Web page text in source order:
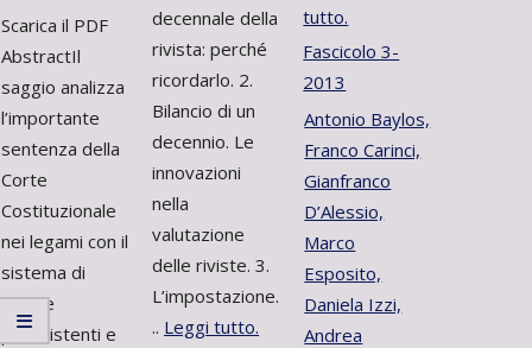
Scarica il PDF
AbstractIl
saggio analizza
l’importante
sentenza della
Corte
Costituzionale
nei legami con il
sistema di
regole
preesistenti e
decennale della
rivista: perché
ricordarlo. 2.
Bilancio di un
decennio. Le
innovazioni
nella
valutazione
delle riviste. 3.
L’impostazione.
.. Leggi tutto.
tutto.
Fascicolo 3-
2013
Antonio Baylos,
Franco Carinci,
Gianfranco
D’Alessio,
Marco
Esposito,
Daniela Izzi,
Andrea